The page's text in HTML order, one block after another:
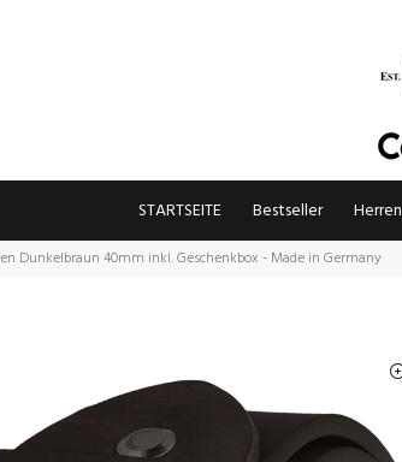
STARTSEITE Bestseller Herren
Dunkelbraun 40mm inkl. Geschenkbox - Made in Germany